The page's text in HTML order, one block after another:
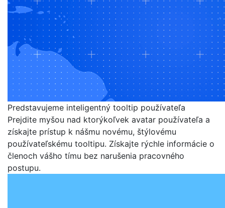
Predstavujeme inteligentný tooltip používateľa
Prejdite myšou nad ktorýkoľvek avatar používateľa a
získajte prístup k nášmu novému, štýlovému
používateľskému tooltipu. Získajte rýchle informácie o
členoch vášho tímu bez narušenia pracovného
postupu.